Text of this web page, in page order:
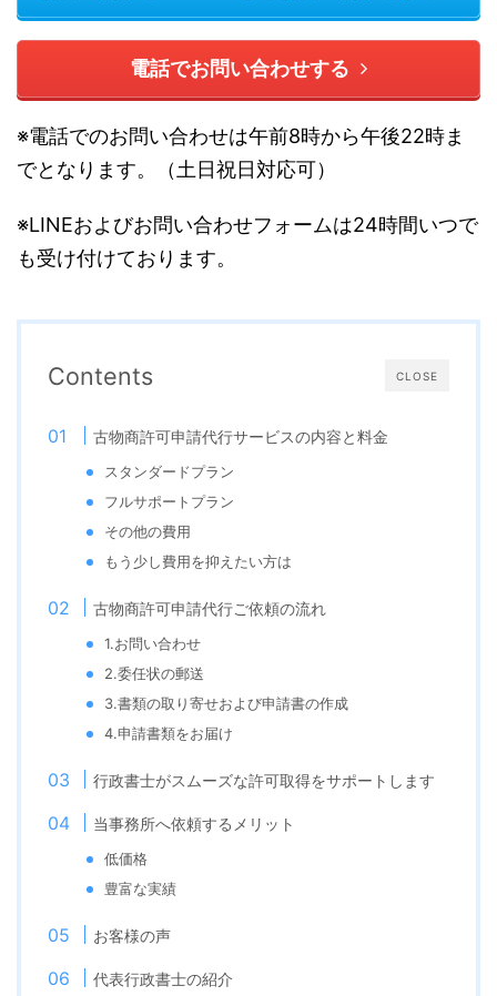
電話でお問い合わせする
※電話でのお問い合わせは午前8時から午後22時ま
でとなります。（土日祝日対応可）
※LINEおよびお問い合わせフォームは24時間いつで
も受け付けております。
CLOSE
Contents
古物商許可申請代行サービスの内容と料金
スタンダードプラン
フルサポートプラン
その他の費用
もう少し費用を抑えたい方は
古物商許可申請代行ご依頼の流れ
1.お問い合わせ
2.委任状の郵送
3.書類の取り寄せおよび申請書の作成
4.申請書類をお届け
行政書士がスムーズな許可取得をサポートします
当事務所へ依頼するメリット
低価格
豊富な実績
お客様の声
代表行政書士の紹介